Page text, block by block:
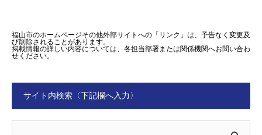
福山市のホームページその他外部サイトへの「リンク」は、予告なく変更及
び削除されることがあります。
掲載情報の詳しい内容については、各担当部署または関係機関へお問い合わ
せください。
サイト内検索〈下記欄へ入力〉